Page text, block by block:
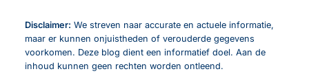
Disclaimer: We streven naar accurate en actuele informatie,
maar er kunnen onjuistheden of verouderde gegevens
voorkomen. Deze blog dient een informatief doel. Aan de
inhoud kunnen geen rechten worden ontleend.